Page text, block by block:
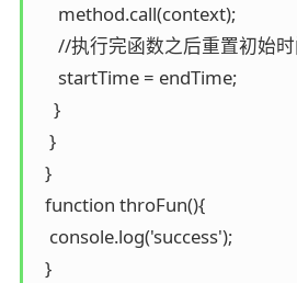
     method.call(context);
//执行完函数之后重置初
     startTime = endTime;
    }
   }
  }
  function throFun(){
   console.log('success');
  }